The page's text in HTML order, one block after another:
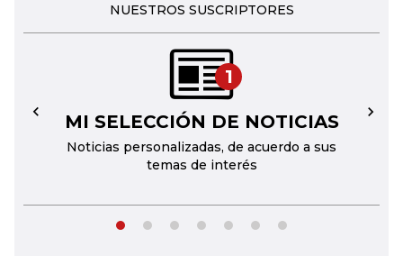
NUESTROS SUSCRIPTORES
1
MI SELECCIÓN DE NOTICIAS
Noticias personalizadas, de acuerdo a sus
temas de interés
← →